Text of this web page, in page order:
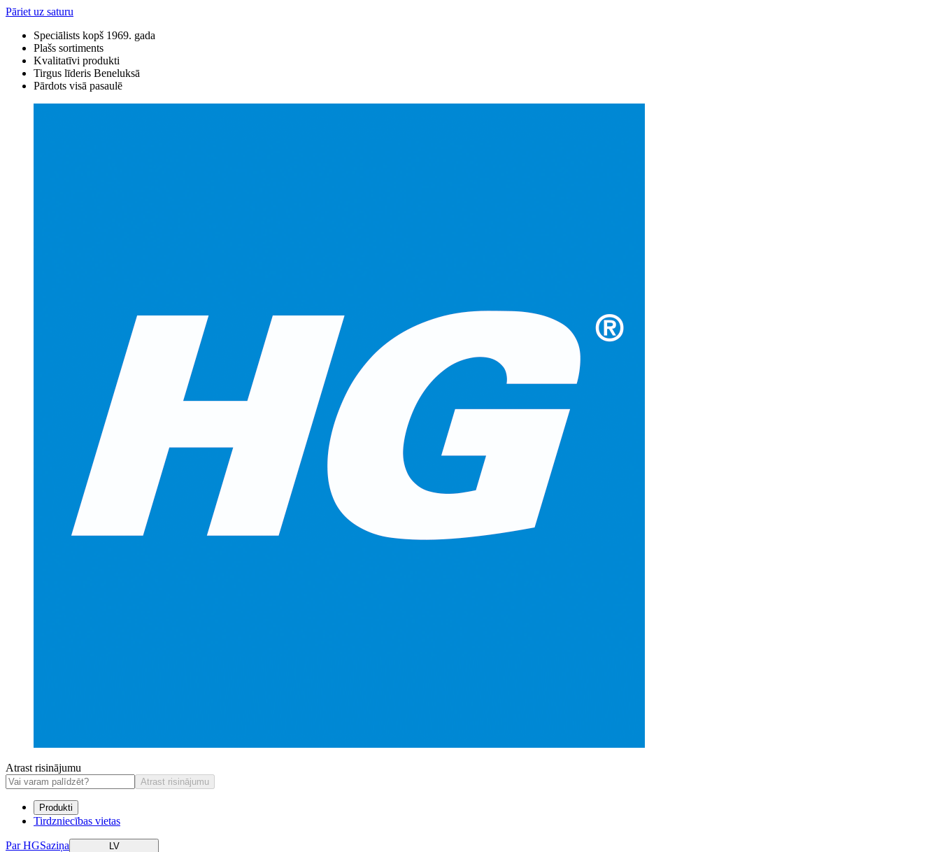
Pāriet uz saturu
Speciālists kopš 1969. gada
Plašs sortiments
Kvalitatīvi produkti
Tirgus līderis Beneluksā
Pārdots visā pasaulē
Atrast risinājumu
Atrast risinājumu
Produkti
Tirdzniecības vietas
Par HGSaziņa LV